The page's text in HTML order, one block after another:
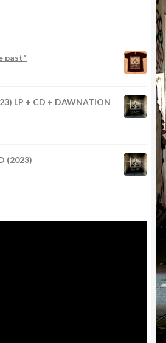
past"
LP + CD + DAWNATION
(2023)